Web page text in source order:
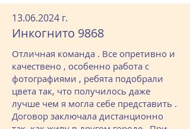
13.06.2024 г.
Инкогнито 9868
Отличная команда . Все опретивно и
качествено , особенно работа с
фотографиями , ребята подобрали
цвета так, что получилось даже
лучше чем я могла себе представить .
Договор заключала дистанционно